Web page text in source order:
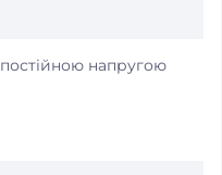
постійною напругою